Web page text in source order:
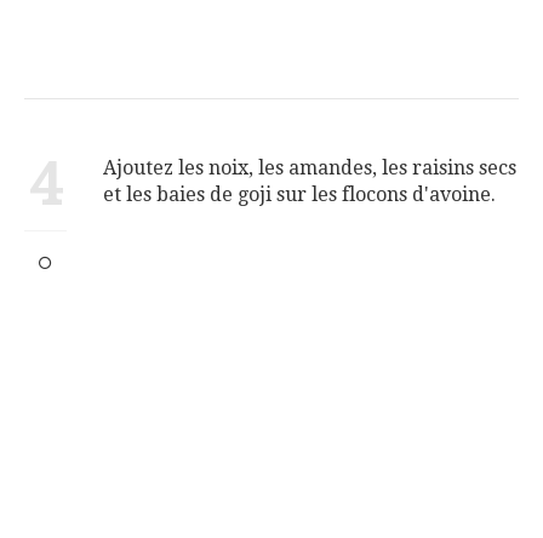
4
Ajoutez les noix, les amandes, les raisins secs
et les baies de goji sur les flocons d'avoine.